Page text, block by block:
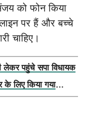
को फोन किया
पर हैं और बच्चे
चाहिए।
लेकर पहुंचे सपा विधायक
के लिए किया गया